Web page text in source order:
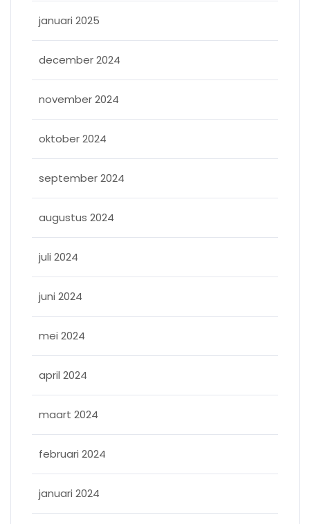
januari 2025
december 2024
november 2024
oktober 2024
september 2024
augustus 2024
juli 2024
juni 2024
mei 2024
april 2024
maart 2024
februari 2024
januari 2024